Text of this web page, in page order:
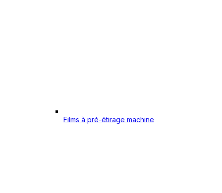
Films à pré-étirage machine